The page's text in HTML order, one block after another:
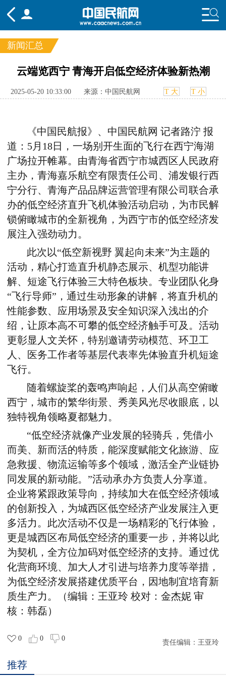
频道
国内 国际
行业
新闻汇总
云端览西宁 青海开启低空经济体验新热潮
2025-05-20 10:33:00 来源：中国民航网 T 大 T 小
《中国民航报》、中国民航网 记者路泞 报
道： 5月18日，一场别开生面的飞行在西宁海湖
广场拉开帷幕。由青海省西宁市城西区人民政府
主办，青海嘉乐航空有限责任公司、浦发银行西
宁分行、青海产品品牌运营管理有限公司联合承
办的低空经济直升飞机体验活动启动，为市民解
锁俯瞰城市的全新视角，为西宁市的低空经济发
展注入强劲动力。
此次以“低空新视野 翼起向未来”为主题的
活动，精心打造直升机静态展示、机型功能讲
解、短途飞行体验三大特色板块。专业团队化身
“飞行导师”，通过生动形象的讲解，将直升机的
性能参数、应用场景及安全知识深入浅出的介
绍，让原本高不可攀的低空经济触手可及。活动
更彰显人文关怀，特别邀请劳动模范、环卫工
人、医务工作者等基层代表率先体验直升机短途
飞行。
随着螺旋桨的轰鸣声响起，人们从高空俯瞰
西宁，城市的繁华街景、秀美风光尽收眼底，以
独特视角领略夏都魅力。
“低空经济就像产业发展的轻骑兵，凭借小
而美、新而活的特质，能深度赋能文化旅游、应
急救援、物流运输等多个领域，激活全产业链协
同发展的新动能。”活动承办方负责人分享道。
企业将紧跟政策导向，持续加大在低空经济领域
的创新投入，为城西区低空经济产业发展注入更
多活力。此次活动不仅是一场精彩的飞行体验，
更是城西区布局低空经济的重要一步，并将以此
为契机，全方位加码对低空经济的支持。通过优
化营商环境、加大人才引进与培养力度等举措，
为低空经济发展搭建优质平台，因地制宜培育新
质生产力。
（编辑：王亚玲 校对：金杰妮 审
核：韩磊）
0 0 0
责任编辑： 王亚玲
推荐